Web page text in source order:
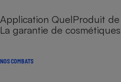
Application QuelProduit de
La garantie de
NOS COMBATS